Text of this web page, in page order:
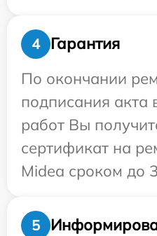
4
Гарантия
По окончании
подписания
работ Вы
сертификат на
Midea сроком до
5